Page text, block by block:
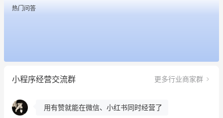
热门问答
小程序经营交流群 更多行业商家群
冰墩墩货源充足需要的联系我
这个营销策划案例推荐大家看一下
用有赞就能在微信、小红书同时经营了